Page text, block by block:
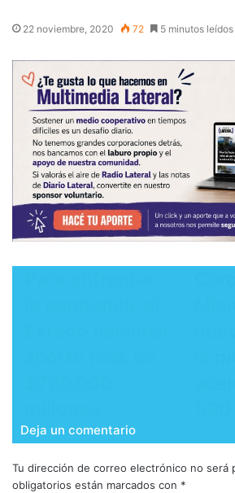
22 noviembre, 2020 72 5 minutos leídos
Deja un comentario
Tu dirección de correo electrónico no será
obligatorios están marcados con *